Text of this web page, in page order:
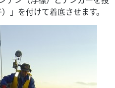
」を付けて着底させます。